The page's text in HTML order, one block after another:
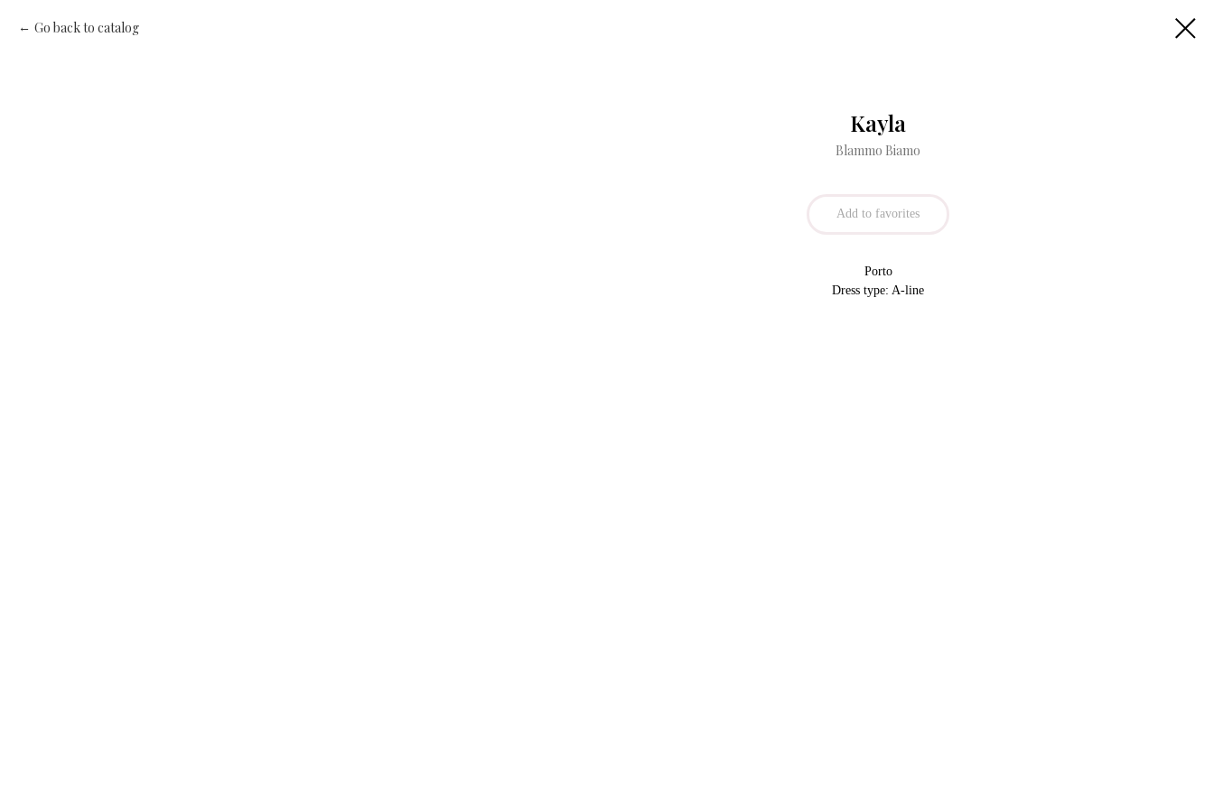
Go back to catalog
Kayla
Blammo Biamo
Add to favorites
Porto
Dress type: A-line